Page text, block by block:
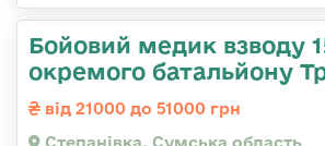
Бойовий медик взводу
окремого батальйону
від 21000 до 51000 грн
Степанівка, Сумська область